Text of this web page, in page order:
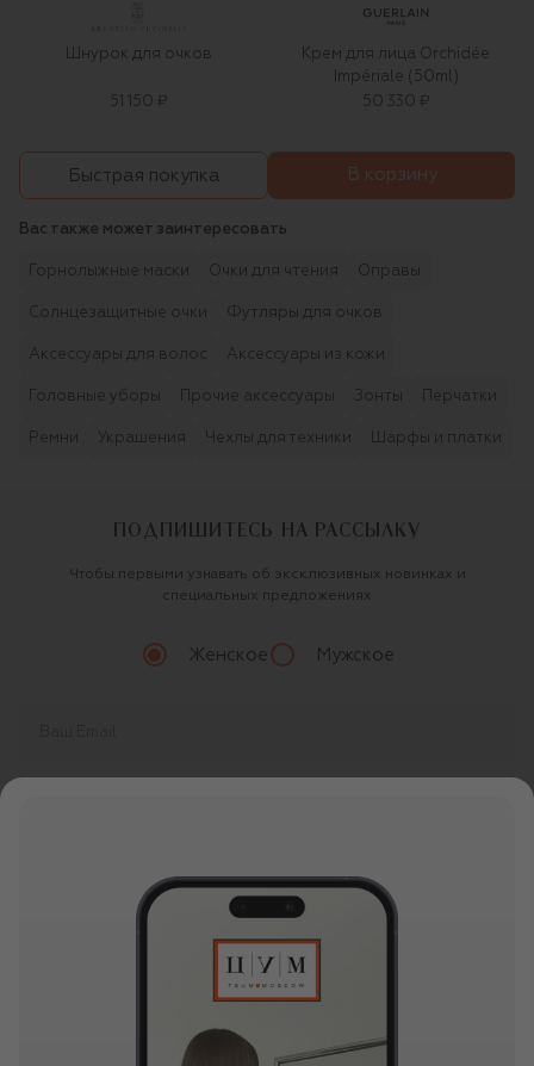
Шнурок для очков
51 150 ₽
Крем для лица Orchidée
Impériale (50ml)
50 330 ₽
Быстрая покупка В корзину
Вас также может заинтересовать
Горнолыжные маски Очки для чтения Оправы
Солнцезащитные очки Футляры для очков
Аксессуары для волос Аксессуары из кожи
Головные уборы Прочие аксессуары Зонты Перчатки
Ремни Украшения Чехлы для техники Шарфы и платки
ПОДПИШИТЕСЬ НА РАССЫЛКУ
Чтобы первыми узнавать об эксклюзивных новинках и
специальных предложениях
Женское Мужское
О ЦУМ
О магазине
Новости и события
Контакты
ОНЛАЙН ПОКУПКИ
Мобильное приложение